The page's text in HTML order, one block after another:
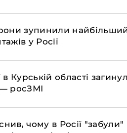
зупинили
у Росії
в Курській області
росЗМІ
чому в Росії